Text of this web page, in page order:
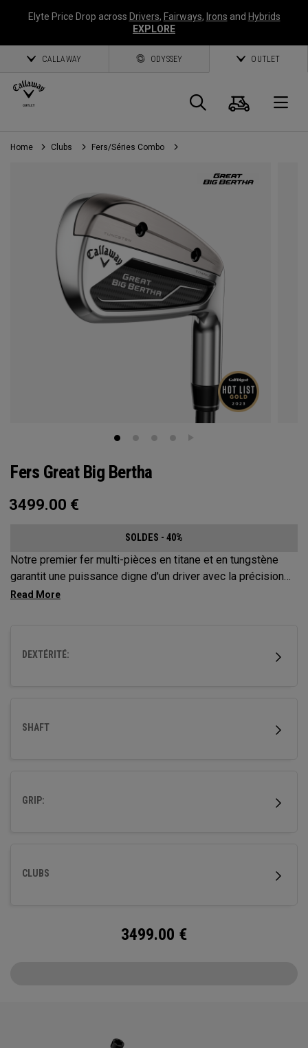
Elyte Price Drop across Drivers, Fairways, Irons and Hybrids
EXPLORE
CALLAWAY ODYSSEY OUTLET
Panier
Home Clubs Fers/Séries Combo
Fers Great Big Bertha
3499.00 €
SOLDES - 40%
Notre premier fer multi-pièces en titane et en tungstène
garantit une puissance digne d'un driver avec la précision
d'un fer.
DEXTÉRITÉ:
SHAFT
GRIP:
CLUBS
3499.00 €